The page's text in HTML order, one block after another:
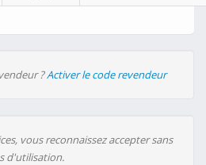
?Activer le code revendeur
vous reconnaissez accepter sans
d'utilisation.